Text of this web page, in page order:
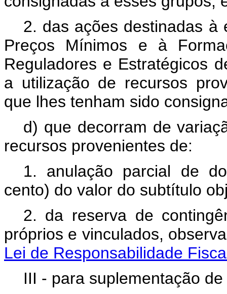
2. das ações destinadas à
Preços Mínimos e à
Reguladores e Estratégicos
a utilização de recursos
que lhes tenham sido
d) que decorram de
recursos provenientes de:
1. anulação parcial de
cento) do valor do subtítulo
2. da reserva de
próprios e vinculados,
Lei de Responsabilidade
III - para suplementação